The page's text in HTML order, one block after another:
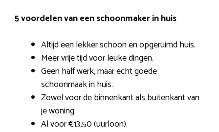
5 voordelen van een schoonmaker in huis
Altijd een lekker schoon en opgeruimd huis.
Meer vrije tijd voor leuke dingen.
Geen half werk, maar echt goede
schoonmaak in huis.
Zowel voor de binnenkant als buitenkant van
je woning.
Al voor €13,50 (uurloon).